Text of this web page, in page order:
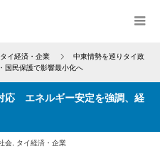
タイ経済・企業
中東情勢を巡りタイ政
国民保護で影響最小化へ
応 エネルギー安定を強調、経
会 タイ経済・企業